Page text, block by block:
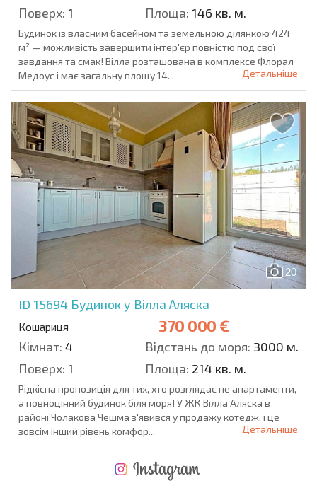
Поверх: 1 Площа: 146 кв. м.
Будинок із власним басейном та земельною ділянкою 424
м² — можливість завершити інтер'єр повністю под свої
завдання та смак! Вілла розташована в комплексе Флорал
Медоус і має загальну площу 14...
Детальніше
20
ID 15694 Будинок у Вілла Аляска
Кошариця 370 000 €
Кімнат: 4 Відстань до моря: 3000 м.
Поверх: 1 Площа: 214 кв. м.
Рідкісна пропозиція для тих, хто розглядає не апартаменти,
а повноцінний будинок біля моря! У ЖК Вілла Аляска в
районі Чолакова Чешма з'явився у продажу котедж, і це
зовсім інший рівень комфор...
Детальніше